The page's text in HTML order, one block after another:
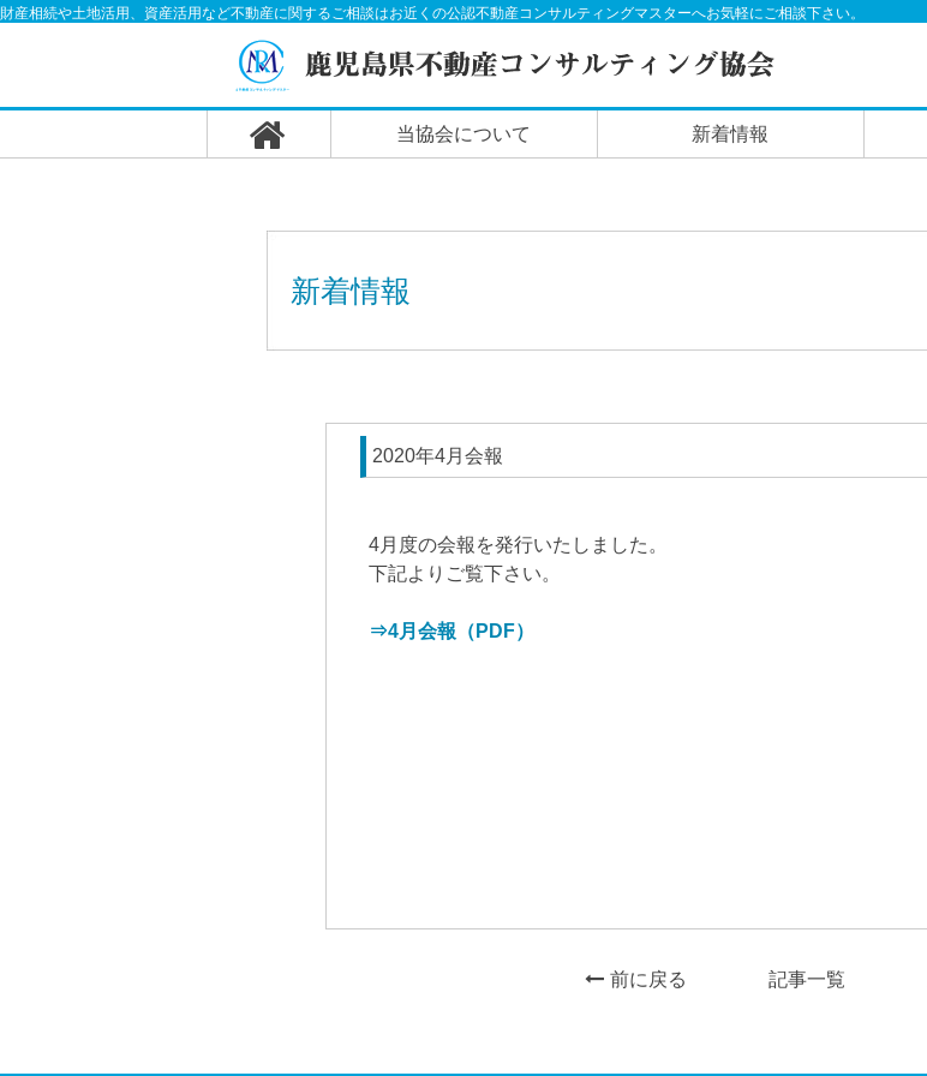
財産相続や土地活用、資産活用など不動産に関するご相談はお近くの公認不動産コンサルティングマスターへお気軽にご相談下さい。
当協会について 新着情報
新着情報
2020年4月会報
4月度の会報を発行いたしました。
下記よりご覧下さい。
⇒4月会報（PDF）
前に戻る 記事一覧